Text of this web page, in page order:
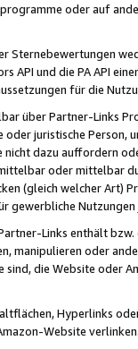
oder auf
Sternebewertungen
API und die PA API
für die
über Partner-Links
juristische
dazu auffordern
oder mittelbar
(gleich welcher Art)
gewerbliche
Links enthält
manipulieren oder
die Website oder
Hyperlinks
Website